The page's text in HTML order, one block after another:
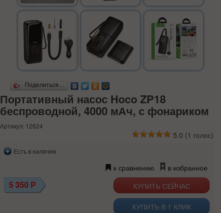
Поделиться…
Портативный насос Hoco ZP18
беспроводной, 4000 мАч, с фонариком
Артикул: 12624
5.0 (1 голос)
Есть в наличии
к сравнению в избранное
5 350 Р
КУПИТЬ В 1 КЛИК